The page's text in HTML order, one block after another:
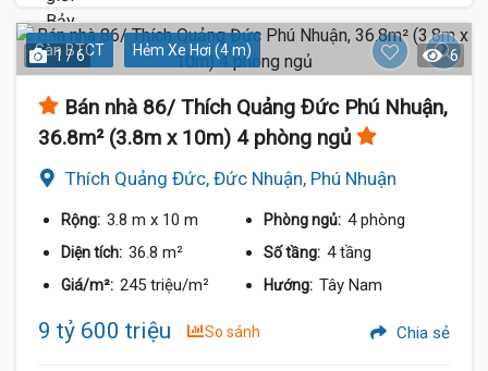
Sàn BTCT Hẻm Xe Hơi (4 m)
1 / 6 6
Bán nhà 86/ Thích Quảng Đức Phú Nhuận,
36.8m² (3.8m x 10m) 4 phòng ngủ
Thích Quảng Đức, Đức Nhuận, Phú Nhuận
Rộng: 3.8 m x 10 m Phòng ngủ: 4 phòng
Diện tích: 36.8 m² Số tầng: 4 tầng
Giá/m²: 245 triệu/m² Hướng: Tây Nam
9 tỷ 600 triệu So sánh Chia sẻ